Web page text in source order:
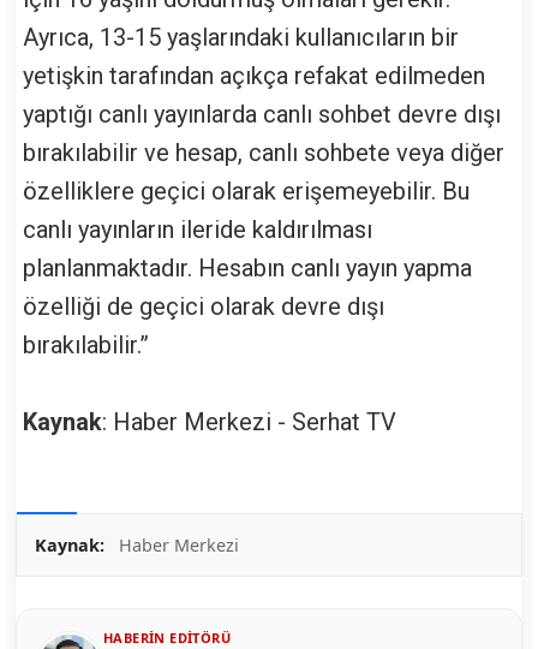
Ayrıca, 13-15 yaşlarındaki kullanıcıların bir
yetişkin tarafından açıkça refakat edilmeden
yaptığı canlı yayınlarda canlı sohbet devre dışı
bırakılabilir ve hesap, canlı sohbete veya diğer
özelliklere geçici olarak erişemeyebilir. Bu
canlı yayınların ileride kaldırılması
planlanmaktadır. Hesabın canlı yayın yapma
özelliği de geçici olarak devre dışı
bırakılabilir.”
Kaynak: Haber Merkezi - Serhat TV
Kaynak: Haber Merkezi
HABERIN EDITÖRÜ